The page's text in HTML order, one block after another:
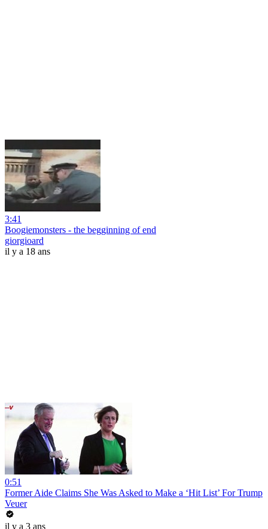
3:41
Boogiemonsters - the begginning of end
giorgioard
il y a 18 ans
0:51
Former Aide Claims She Was Asked to Make a ‘Hit List’ For Trump
Veuer
il y a 3 ans